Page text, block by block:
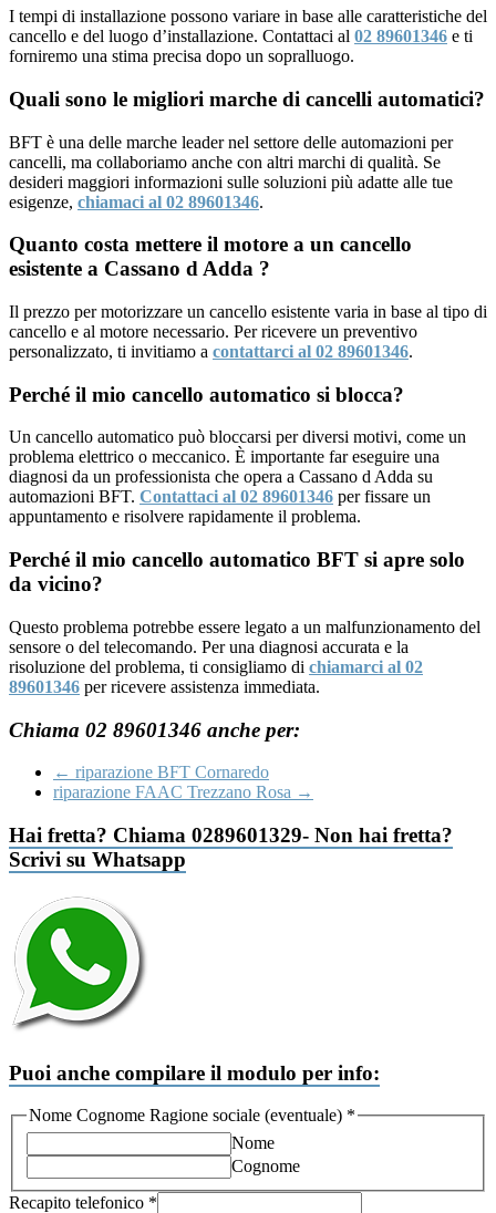
I tempi di installazione possono variare in base alle caratteristiche del
cancello e del luogo d’installazione. Contattaci al 02 89601346 e ti
forniremo una stima precisa dopo un sopralluogo.
Quali sono le migliori marche di cancelli automatici?
BFT è una delle marche leader nel settore delle automazioni per
cancelli, ma collaboriamo anche con altri marchi di qualità. Se
desideri maggiori informazioni sulle soluzioni più adatte alle tue
esigenze, chiamaci al 02 89601346.
Quanto costa mettere il motore a un cancello
esistente a Cassano d Adda ?
Il prezzo per motorizzare un cancello esistente varia in base al tipo di
cancello e al motore necessario. Per ricevere un preventivo
personalizzato, ti invitiamo a contattarci al 02 89601346.
Perché il mio cancello automatico si blocca?
Un cancello automatico può bloccarsi per diversi motivi, come un
problema elettrico o meccanico. È importante far eseguire una
diagnosi da un professionista che opera a Cassano d Adda su
automazioni BFT. Contattaci al 02 89601346 per fissare un
appuntamento e risolvere rapidamente il problema.
Perché il mio cancello automatico BFT si apre solo
da vicino?
Questo problema potrebbe essere legato a un malfunzionamento del
sensore o del telecomando. Per una diagnosi accurata e la
risoluzione del problema, ti consigliamo di chiamarci al 02
89601346 per ricevere assistenza immediata.
Chiama 02 89601346 anche per:
← riparazione BFT Cornaredo
riparazione FAAC Trezzano Rosa →
Hai fretta? Chiama 0289601329- Non hai fretta?
Scrivi su Whatsapp
Puoi anche compilare il modulo per info:
Nome Cognome Ragione sociale (eventuale) *
Nome
Cognome
Recapito telefonico *